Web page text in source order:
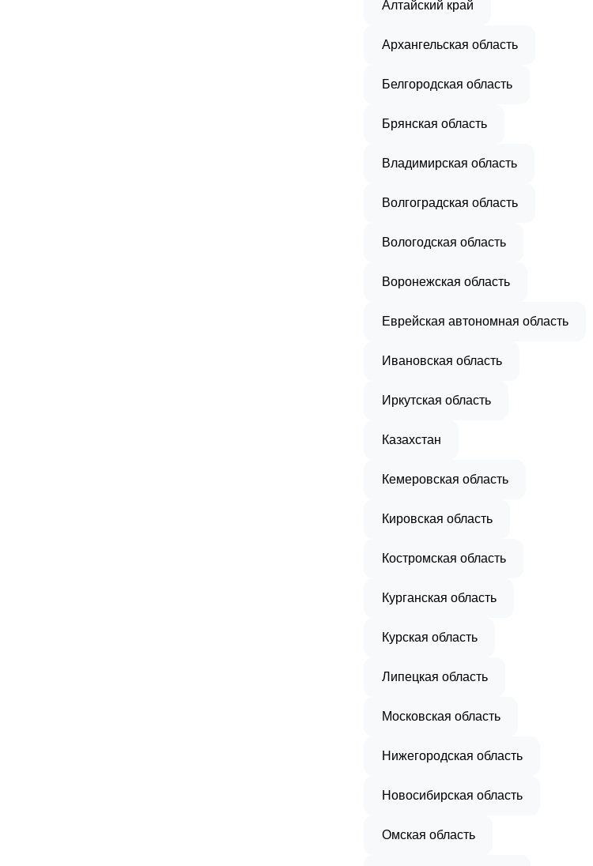
Алтайский край
Архангельская область
Белгородская область
Брянская область
Владимирская область
Волгоградская область
Вологодская область
Воронежская область
Еврейская автономная область
Ивановская область
Иркутская область
Казахстан
Кемеровская область
Кировская область
Костромская область
Курганская область
Курская область
Липецкая область
Московская область
Нижегородская область
Новосибирская область
Омская область